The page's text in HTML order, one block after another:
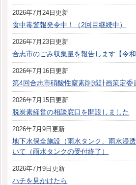
2026年7月24日更新
食中毒警報発令中！（2回目継続中）
2026年7月23日更新
合志市のごみ収集量を報告します【令和
2026年7月16日更新
第4回合志市硝酸性窒素削減計画策定委
2026年7月15日更新
脱炭素経営の相談窓口を開設しました
2026年7月9日更新
地下水保全施設（雨水タンク、雨水浸
いて（雨水タンクの受付終了）
2026年7月9日更新
ハチを見かけたら